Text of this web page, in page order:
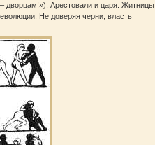
дворцам!»). Арестовали и царя. Житницы
Не доверяя черни, власть